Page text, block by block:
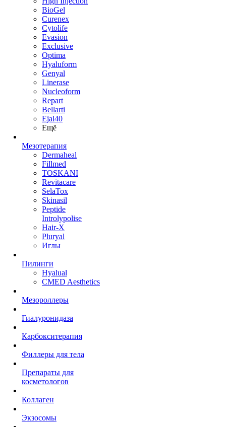
BioGel
Curenex
Cytolife
Evasion
Exclusive
Optima
Hyaluform
Genyal
Linerase
Nucleoform
Repart
Bellarti
Ejal40
Ещё
Мезотерапия
Dermaheal
Fillmed
TOSKANI
Revitacare
SelaTox
Skinasil
Peptide
Introlypolise
Hair-X
Pluryal
Иглы
Пилинги
Hyalual
CMED Aesthetics
Мезороллеры
Гиалуронидаза
Карбокситерапия
Филлеры для тела
Препараты для
косметологов
Коллаген
Экзосомы